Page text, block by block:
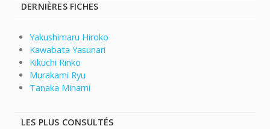
DERNIÈRES FICHES
Yakushimaru Hiroko
Kawabata Yasunari
Kikuchi Rinko
Murakami Ryu
Tanaka Minami
LES PLUS CONSULTÉS